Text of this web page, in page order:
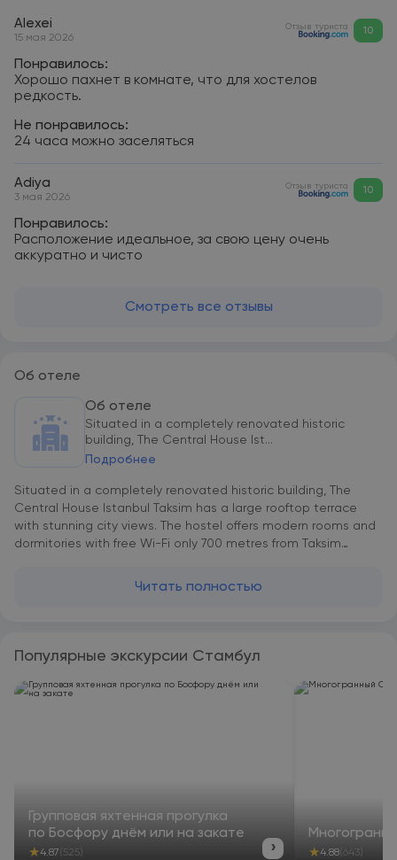
Alexei
15 мая 2026
Отзыв туриста 10
Понравилось:
Хорошо пахнет в комнате, что для хостелов
редкость.
Не понравилось:
24 часа можно заселяться
Adiya
3 мая 2026
Отзыв туриста 10
Понравилось:
Расположение идеальное, за свою цену очень
аккуратно и чисто
Смотреть все отзывы
Об отеле
Об отеле
Situated in a completely renovated historic
building, The Central House Ist...
Подробнее
Situated in a completely renovated historic building, The
Central House Istanbul Taksim has a large rooftop terrace
with stunning city views. The hostel offers modern rooms and
dormitories with free Wi-Fi only 700 metres from Taksim
dormitories of The Central House Istanbul Taksim include air
Istanbul Taksim serves buffet morning snack at the rooftop
floor. The top floor terrace also hosts a bar. There is a cinema
projection screen for the various events and evening
from Taksim Metro Station and 20 km from Ataturk Airport.
Istanbul Airport is within 47 km.
Читать полностью
Популярные экскурсии Стамбул
Групповая яхтенная прогулка
по Босфору днём или на закате
★4.87 (525) › ★4.88 (643)